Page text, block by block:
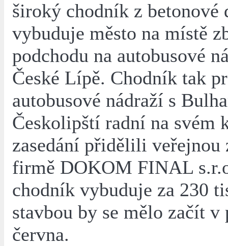
široký chodník z betonové
vybuduje město na místě
podchodu na autobusové
České Lípě. Chodník tak
autobusové nádraží s
Českolipští radní na svém
zasedání přidělili veřejnou
firmě DOKOM FINAL
chodník vybuduje za 230
stavbou by se mělo začít v
června.